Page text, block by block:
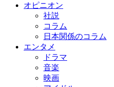
オピニオン
社説
コラム
日本関係のコラム
エンタメ
ドラマ
音楽
映画